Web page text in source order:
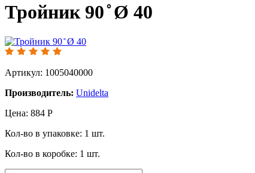
Тройник 90 ̊ Ø 40
Артикул: 1005040000
Производитель: Unidelta
Цена: 884 Р
Кол-во в упаковке: 1 шт.
Кол-во в коробке: 1 шт.